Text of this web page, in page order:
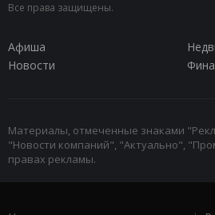
Все права защищены.
Афиша
Новости
Материалы, отмеченные знаками
"Новости компаний", "Актуально",
правах рекламы.